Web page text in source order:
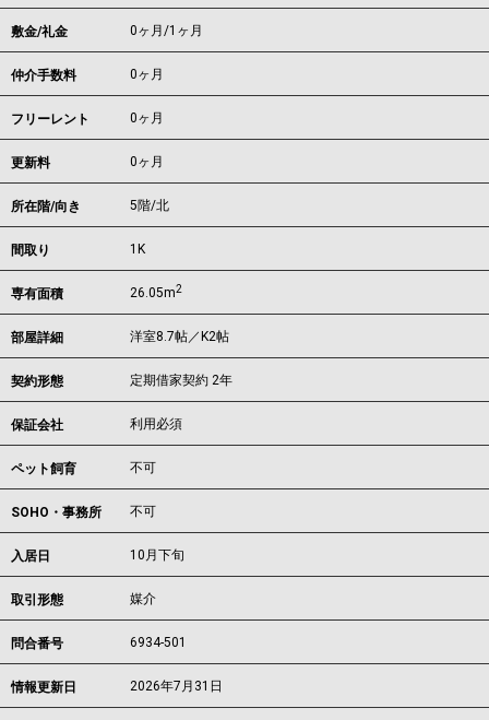
敷金/礼金 0ヶ月/1ヶ月
仲介手数料 0ヶ月
フリーレント 0ヶ月
更新料 0ヶ月
所在階/向き 5階/北
間取り 1K
専有面積 26.05m2
部屋詳細 洋室8.7帖／K2帖
契約形態 定期借家契約 2年
保証会社 利用必須
ペット飼育 不可
SOHO・事務所 不可
入居日 10月下旬
取引形態 媒介
問合番号 6934-501
情報更新日 2026年7月31日